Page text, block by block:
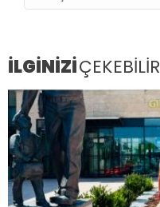
İLGİNİZİÇEKEBİLİR